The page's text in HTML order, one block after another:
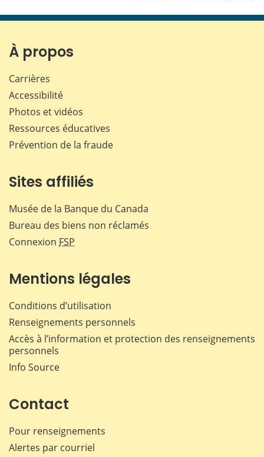
page page page page
À propos
Carrières
Accessibilité
Photos et vidéos
Ressources éducatives
Prévention de la fraude
Sites affiliés
Musée de la Banque du Canada
Bureau des biens non réclamés
Connexion FSP
Mentions légales
Conditions d’utilisation
Renseignements personnels
Accès à l’information et protection des renseignements
personnels
Info Source
Contact
Pour renseignements
Alertes par courriel